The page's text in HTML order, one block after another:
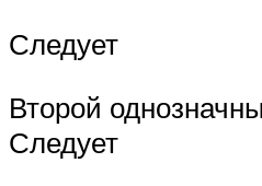
Следует
Второй
Следует